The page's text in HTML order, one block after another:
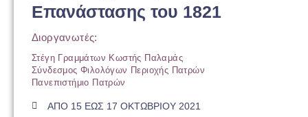
Επανάστασης του 1821
Διοργανωτές:
Στέγη Γραμμάτων Κωστής Παλαμάς
Σύνδεσμος Φιλολόγων Περιοχής Πατρών
Πανεπιστήμιο Πατρών
ΑΠΟ 15 ΕΩΣ 17 ΟΚΤΩΒΡΙΟΥ 2021